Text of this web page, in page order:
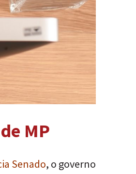
MP
Senado, o governo